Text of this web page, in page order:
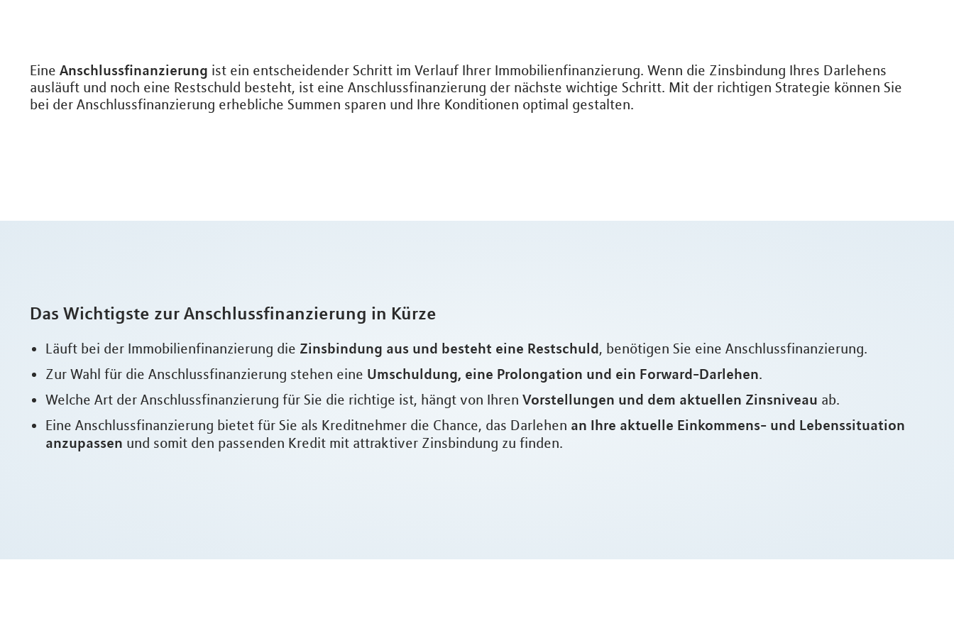
Eine Anschlussfinanzierung ist ein entscheidender Schritt im Verlauf Ihrer Immobilienfinanzierung. Wenn die Zinsbindung Ihres Darlehens
ausläuft und noch eine Restschuld besteht, ist eine Anschlussfinanzierung der nächste wichtige Schritt. Mit der richtigen Strategie können Sie
bei der Anschlussfinanzierung erhebliche Summen sparen und Ihre Konditionen optimal gestalten.
Das Wichtigste zur Anschlussfinanzierung in Kürze
Läuft bei der Immobilienfinanzierung die Zinsbindung aus und besteht eine Restschuld, benötigen Sie eine Anschlussfinanzierung.
Zur Wahl für die Anschlussfinanzierung stehen eine Umschuldung, eine Prolongation und ein Forward-Darlehen.
Welche Art der Anschlussfinanzierung für Sie die richtige ist, hängt von Ihren Vorstellungen und dem aktuellen Zinsniveau ab.
Eine Anschlussfinanzierung bietet für Sie als Kreditnehmer die Chance, das Darlehen an Ihre aktuelle Einkommens- und Lebenssituation
anzupassen und somit den passenden Kredit mit attraktiver Zinsbindung zu finden.